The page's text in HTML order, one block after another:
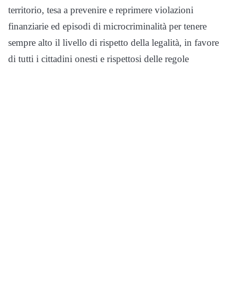
territorio, tesa a prevenire e reprimere violazioni
finanziarie ed episodi di microcriminalità per tenere
sempre alto il livello di rispetto della legalità, in favore
di tutti i cittadini onesti e rispettosi delle regole